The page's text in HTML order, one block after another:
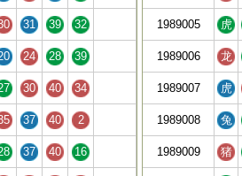
31 39 32
24 28 39
30 40 34
37 40 2
37 40 16
1989005 虎
1989006 龙
1989007 虎
1989008 兔
1989009 猪